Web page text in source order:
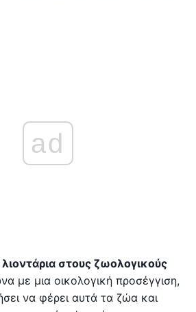
ad
λιοντάρια στους ζωολογικούς
με μια οικολογική προσέγγιση,
να φέρει αυτά τα ζώα και